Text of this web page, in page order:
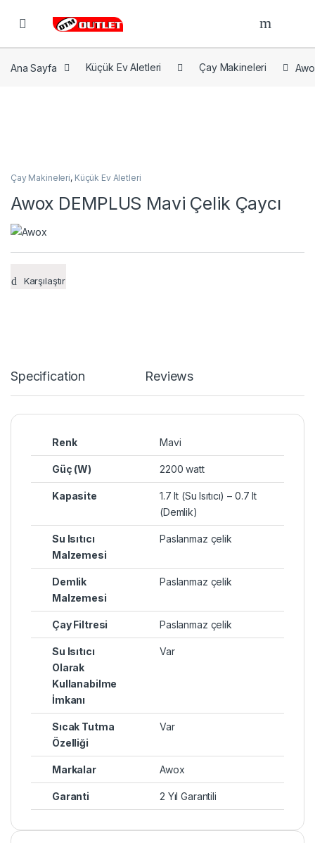
Open
Ana Sayfa Küçük Ev Aletleri Çay Makineleri
Çay Makineleri, Küçük Ev Aletleri
Awox DEMPLUS Mavi Çelik Çaycı
Karşılaştır
Specification Reviews
Renk Mavi
Güç (W) 2200 watt
Kapasite
1.7 lt (Su Isıtıcı) – 0.7 lt
(Demlik)
Su Isıtıcı
Malzemesi
Paslanmaz çelik
Demlik
Malzemesi
Paslanmaz çelik
Çay Filtresi Paslanmaz çelik
Su Isıtıcı
Olarak
Kullanabilme
İmkanı
Var
Sıcak Tutma
Özelliği
Var
Markalar Awox
Garanti 2 Yıl Garantili